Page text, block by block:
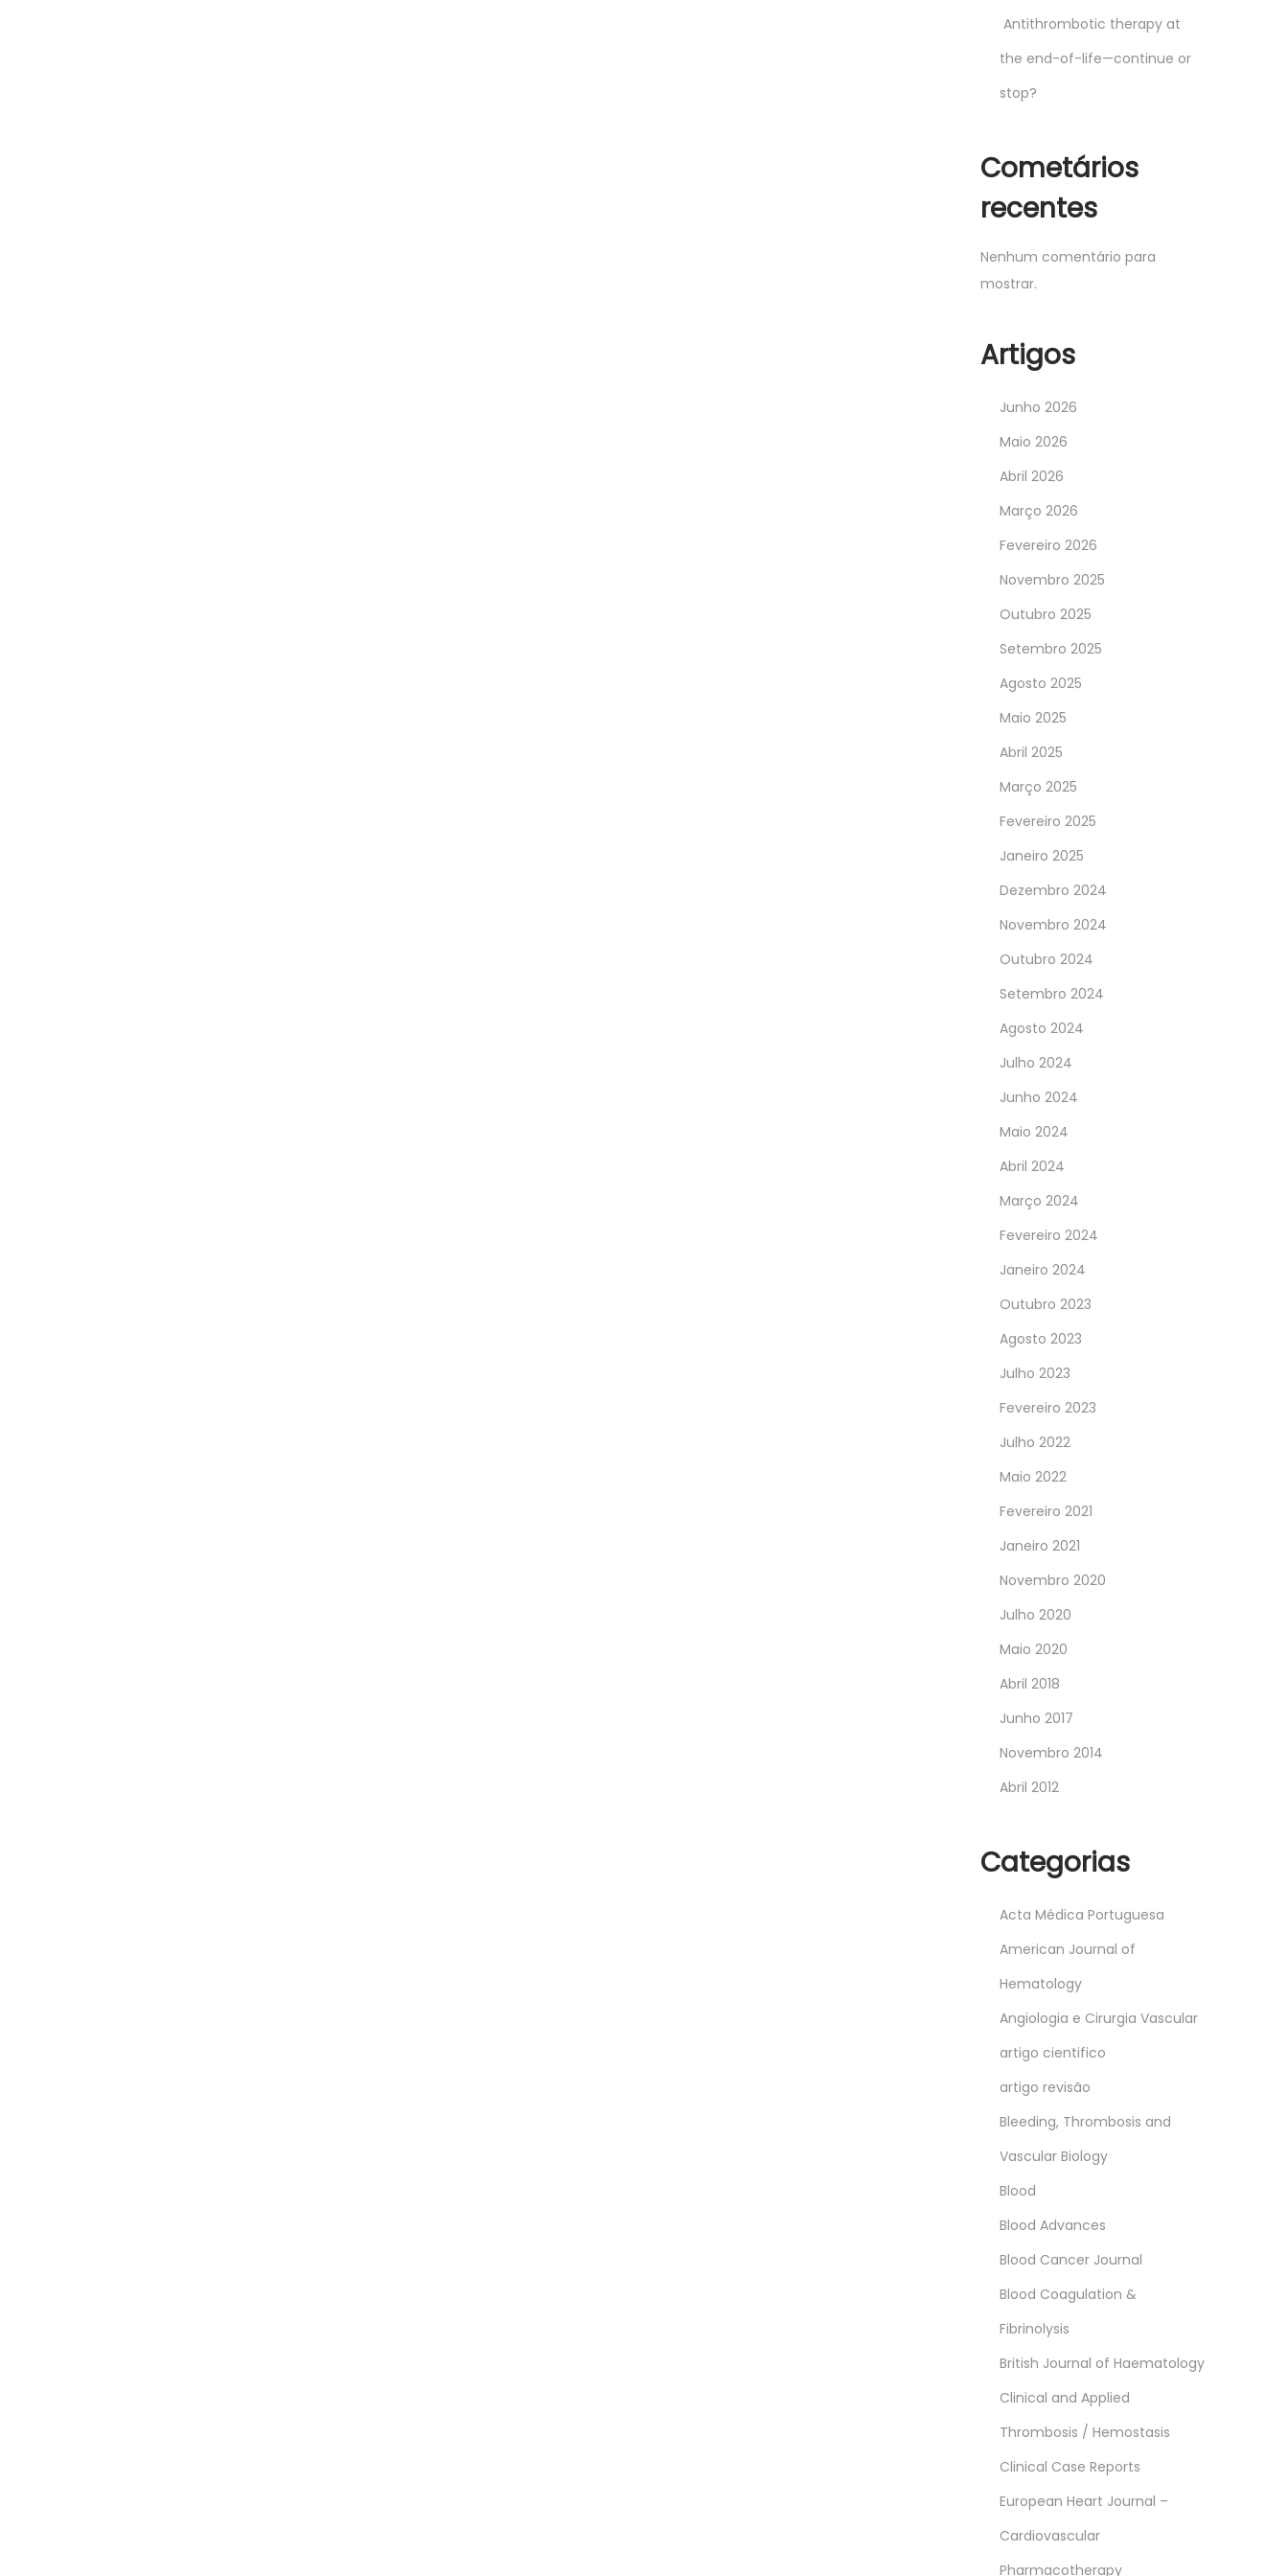
Antithrombotic therapy at
the end-of-life—continue or
stop?
Cometários
recentes
Nenhum comentário para
mostrar.
Artigos
Junho 2026
Maio 2026
Abril 2026
Março 2026
Fevereiro 2026
Novembro 2025
Outubro 2025
Setembro 2025
Agosto 2025
Maio 2025
Abril 2025
Março 2025
Fevereiro 2025
Janeiro 2025
Dezembro 2024
Novembro 2024
Outubro 2024
Setembro 2024
Agosto 2024
Julho 2024
Junho 2024
Maio 2024
Abril 2024
Março 2024
Fevereiro 2024
Janeiro 2024
Outubro 2023
Agosto 2023
Julho 2023
Fevereiro 2023
Julho 2022
Maio 2022
Fevereiro 2021
Janeiro 2021
Novembro 2020
Julho 2020
Maio 2020
Abril 2018
Junho 2017
Novembro 2014
Abril 2012
Categorias
Acta Médica Portuguesa
American Journal of
Hematology
Angiologia e Cirurgia Vascular
artigo cientifico
artigo revisão
Bleeding, Thrombosis and
Vascular Biology
Blood
Blood Advances
Blood Cancer Journal
Blood Coagulation &
Fibrinolysis
British Journal of Haematology
Clinical and Applied
Thrombosis / Hemostasis
Clinical Case Reports
European Heart Journal –
Cardiovascular
Pharmacotherapy